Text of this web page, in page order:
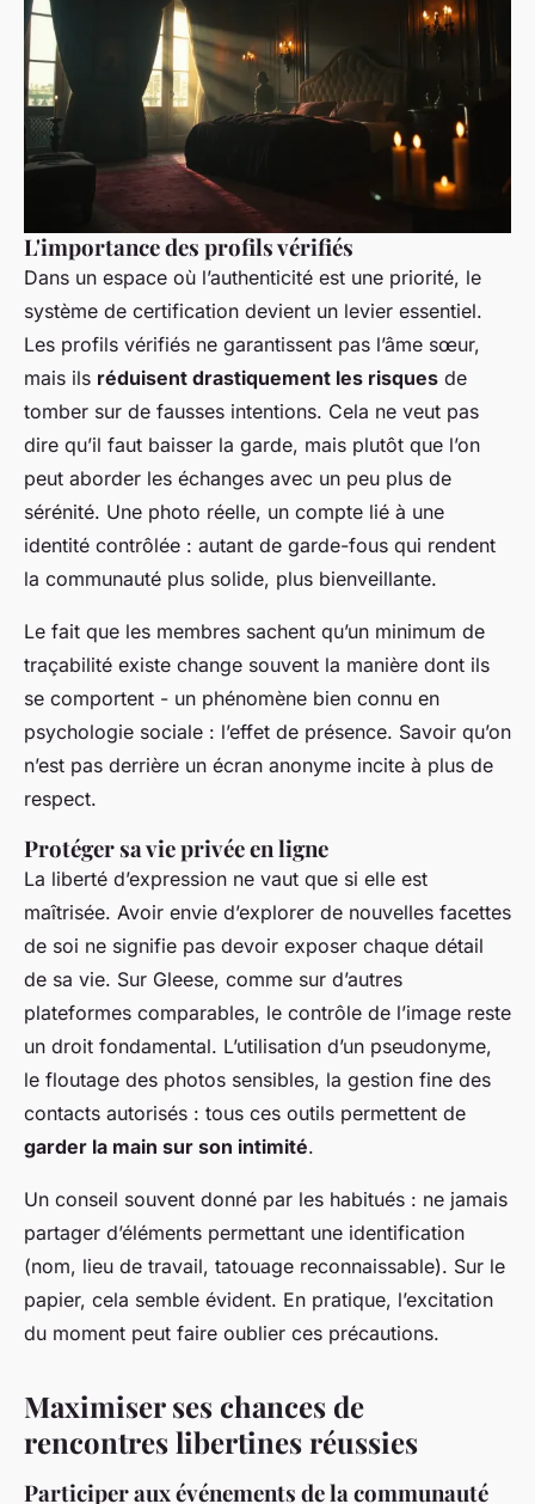
L'importance des profils vérifiés
Dans un espace où l’authenticité est une priorité, le
système de certification devient un levier essentiel.
Les profils vérifiés ne garantissent pas l’âme sœur,
mais ils réduisent drastiquement les risques de
tomber sur de fausses intentions. Cela ne veut pas
dire qu’il faut baisser la garde, mais plutôt que l’on
peut aborder les échanges avec un peu plus de
sérénité. Une photo réelle, un compte lié à une
identité contrôlée : autant de garde-fous qui rendent
la communauté plus solide, plus bienveillante.
Le fait que les membres sachent qu’un minimum de
traçabilité existe change souvent la manière dont ils
se comportent - un phénomène bien connu en
psychologie sociale : l’effet de présence. Savoir qu’on
n’est pas derrière un écran anonyme incite à plus de
respect.
Protéger sa vie privée en ligne
La liberté d’expression ne vaut que si elle est
maîtrisée. Avoir envie d’explorer de nouvelles facettes
de soi ne signifie pas devoir exposer chaque détail
de sa vie. Sur Gleese, comme sur d’autres
plateformes comparables, le contrôle de l’image reste
un droit fondamental. L’utilisation d’un pseudonyme,
le floutage des photos sensibles, la gestion fine des
contacts autorisés : tous ces outils permettent de
garder la main sur son intimité.
Un conseil souvent donné par les habitués : ne jamais
partager d’éléments permettant une identification
(nom, lieu de travail, tatouage reconnaissable). Sur le
papier, cela semble évident. En pratique, l’excitation
du moment peut faire oublier ces précautions.
Maximiser ses chances de
rencontres libertines réussies
Participer aux événements de la communauté